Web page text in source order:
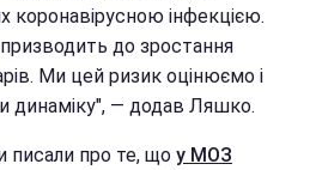
коронавірусною інфекцією.
до зростання
Ми цей ризик оцінюємо і
динаміку", — додав Ляшко.
писали про те, що у МОЗ